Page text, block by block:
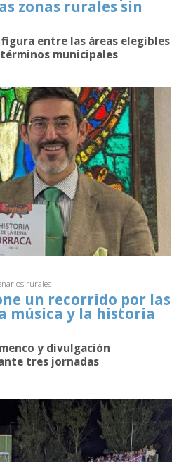
zonas rurales sin
figura entre las áreas elegibles
municipales
rurales
un recorrido por las
música y la historia
y divulgación
tres jornadas